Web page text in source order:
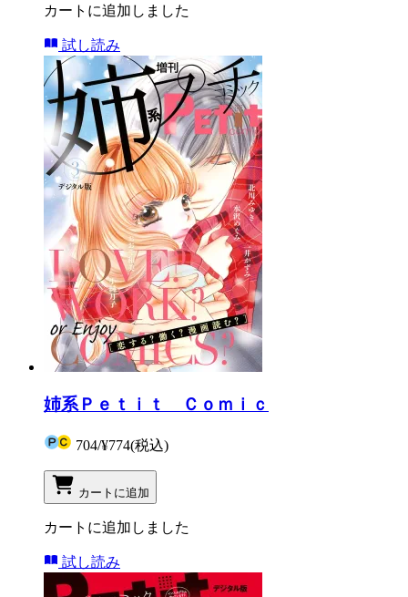
カートに追加しました
試し読み
姉系Ｐｅｔｉｔ Ｃｏｍｉｃ
704/¥774(税込)
カートに追加
カートに追加しました
試し読み